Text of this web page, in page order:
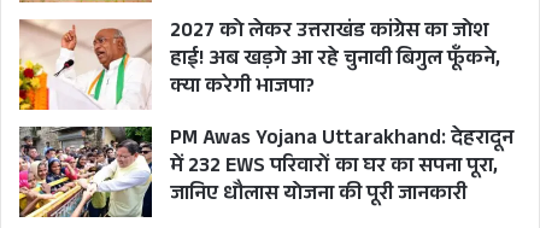
2027 को लेकर उत्तराखंड कांग्रेस का जोश
हाई! अब खड़गे आ रहे चुनावी बिगुल फूँकने,
क्या करेगी भाजपा?
PM Awas Yojana Uttarakhand: देहरादून
में 232 EWS परिवारों का घर का सपना पूरा,
जानिए धौलास योजना की पूरी जानकारी